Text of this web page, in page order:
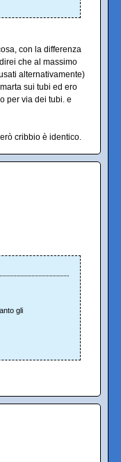
con la differenza
che al massimo
alternativamente)
sui tubi ed ero
per via dei tubi. e
cribbio è identico.
gli